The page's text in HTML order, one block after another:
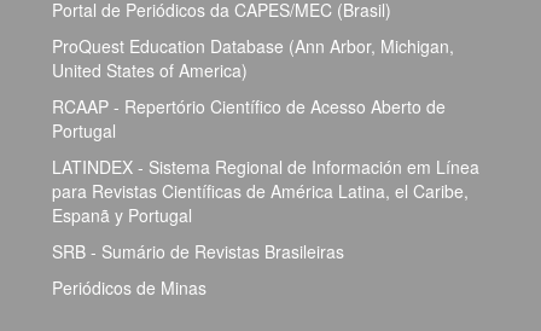
Portal de Periódicos da CAPES/MEC (Brasil)
ProQuest Education Database (Ann Arbor, Michigan,
United States of America)
RCAAP - Repertório Científico de Acesso Aberto de
Portugal
LATINDEX - Sistema Regional de Información em Línea
para Revistas Científicas de América Latina, el Caribe,
Espanã y Portugal
SRB - Sumário de Revistas Brasileiras
Periódicos de Minas